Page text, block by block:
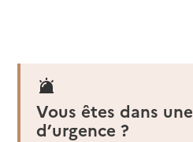
Vous êtes dans
d’urgence ?